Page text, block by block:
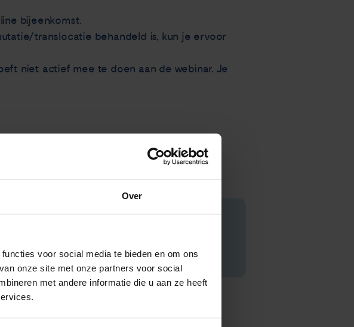
Over
voor social media te bieden en om ons
onze site met onze partners voor social
met andere informatie die u aan ze heeft
bijeenkomst.
translocatie behandeld is, kun je ervoor
niet actief mee te doen aan de webinar. Je
. Ook kun je jouw